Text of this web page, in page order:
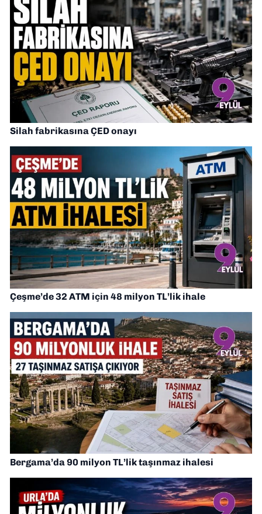
Silah fabrikasına ÇED onayı
Çeşme’de 32 ATM için 48 milyon TL’lik ihale
Bergama’da 90 milyon TL’lik taşınmaz ihalesi